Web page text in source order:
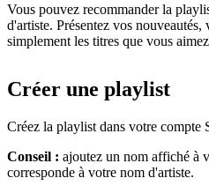
Vous pouvez recommander la
d'artiste. Présentez vos
simplement les titres que vous
Créer une playlist
Créez la playlist dans votre compte
Conseil : ajoutez un nom affiché à
corresponde à votre nom d'artiste.